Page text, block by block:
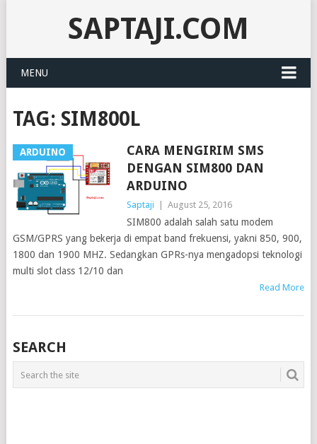
SAPTAJI.COM
MENU
TAG: SIM800L
ARDUINO
CARA MENGIRIM SMS
DENGAN SIM800 DAN
ARDUINO
Saptaji August 25, 2016
SIM800 adalah salah satu modem
GSM/GPRS yang bekerja di empat band frekuensi, yakni 850, 900,
1800 dan 1900 MHZ. Sedangkan GPRs-nya mengadopsi teknologi
multi slot class 12/10 dan
Read More
SEARCH